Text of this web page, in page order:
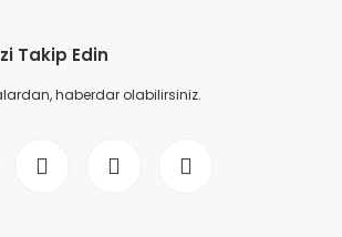
Takip Edin
haberdar olabilirsiniz.